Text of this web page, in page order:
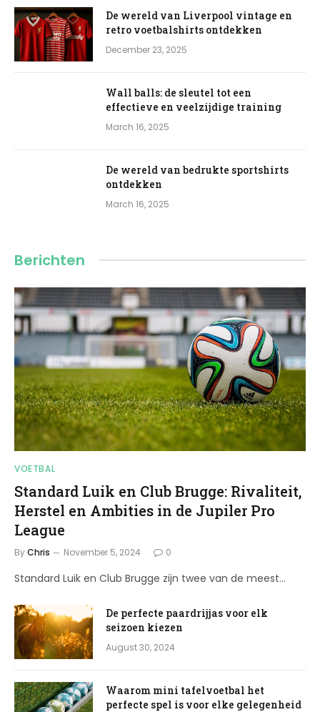
De wereld van Liverpool vintage en
retro voetbalshirts ontdekken
December 23, 2025
Wall balls: de sleutel tot een
effectieve en veelzijdige training
March 16, 2025
De wereld van bedrukte sportshirts
ontdekken
March 16, 2025
Berichten
VOETBAL
Standard Luik en Club Brugge: Rivaliteit,
Herstel en Ambities in de Jupiler Pro
League
ByChris November 5, 2024 0
Standard Luik en Club Brugge zijn twee van de meest…
De perfecte paardrijjas voor elk
seizoen kiezen
August 30, 2024
Waarom mini tafelvoetbal het
perfecte spel is voor elke gelegenheid